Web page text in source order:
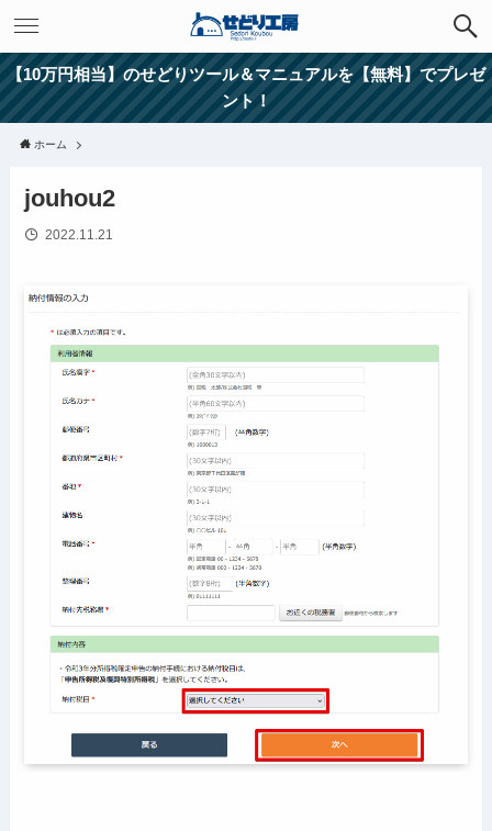
【10万円相当】のせどりツール＆マニュアルを【無料】でプレゼ
ント！
ホーム
jouhou2
2022.11.21